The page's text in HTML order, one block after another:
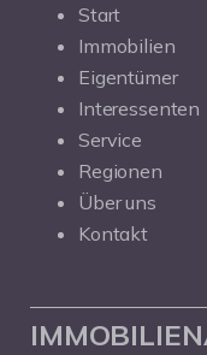
Start
Immobilien
Eigentümer
Interessenten
Service
Regionen
Über uns
Kontakt